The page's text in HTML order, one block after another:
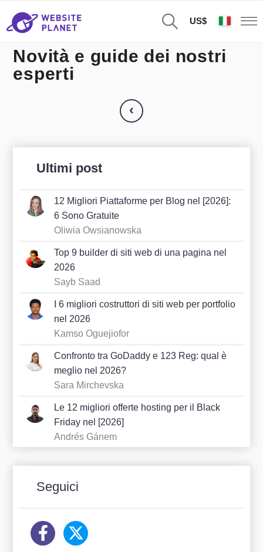
US$
Novità e guide dei nostri
esperti
‹
Ultimi post
12 Migliori Piattaforme per Blog nel [2026]:
6 Sono Gratuite
Oliwia Owsianowska
Top 9 builder di siti web di una pagina nel
2026
Sayb Saad
I 6 migliori costruttori di siti web per portfolio
nel 2026
Kamso Oguejiofor
Confronto tra GoDaddy e 123 Reg: qual è
meglio nel 2026?
Sara Mirchevska
Le 12 migliori offerte hosting per il Black
Friday nel [2026]
Andrés Gánem
Seguici